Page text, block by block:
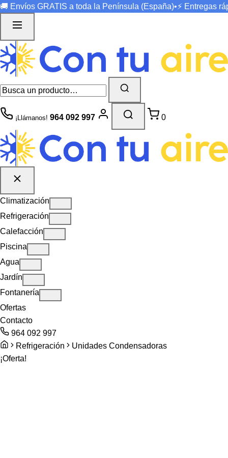
🚚 Envíos GRATIS a toda la Península (España)•⚡ Entregas
¡Llámanos! 964 092 997 0
Climatización
Refrigeración
Calefacción
Piscina
Agua
Jardín
Fontanería
Ofertas
Contacto
964 092 997
Refrigeración
Unidades Condensadoras
¡Oferta!